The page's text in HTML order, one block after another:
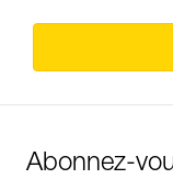
Abonnez-